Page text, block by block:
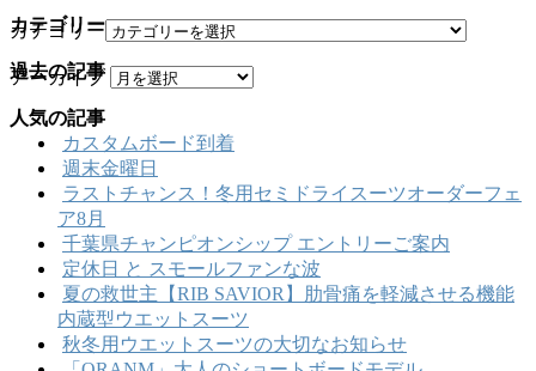
カテゴリー
カテゴリー
過去の記事
アーカイブ
人気の記事
カスタムボード到着
週末金曜日
ラストチャンス！冬用セミドライスーツオーダーフェ
ア8月
千葉県チャンピオンシップ エントリーご案内
定休日 と スモールファンな波
夏の救世主【RIB SAVIOR】肋骨痛を軽減させる機能
内蔵型ウエットスーツ
秋冬用ウエットスーツの大切なお知らせ